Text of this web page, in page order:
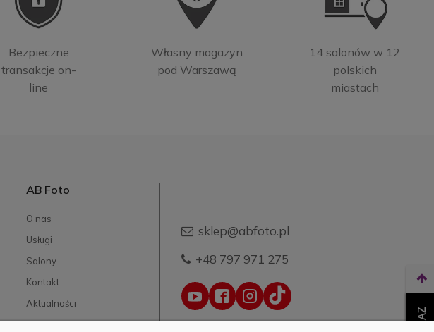
Bezpieczne
transakcje on-
line
Własny magazyn
pod Warszawą
14 salonów w 12
polskich
miastach
AB Foto
O nas
Usługi
Salony
Kontakt
Aktualności
Kariera
sklep@abfoto.pl
+48 797 971 275